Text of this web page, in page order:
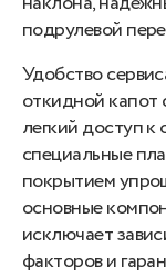
подрулевой
Удобство
откидной капот
легкий доступ
специальные
покрытием
основные
исключает
факторов и